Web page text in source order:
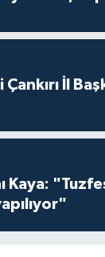
İl
Kaya: